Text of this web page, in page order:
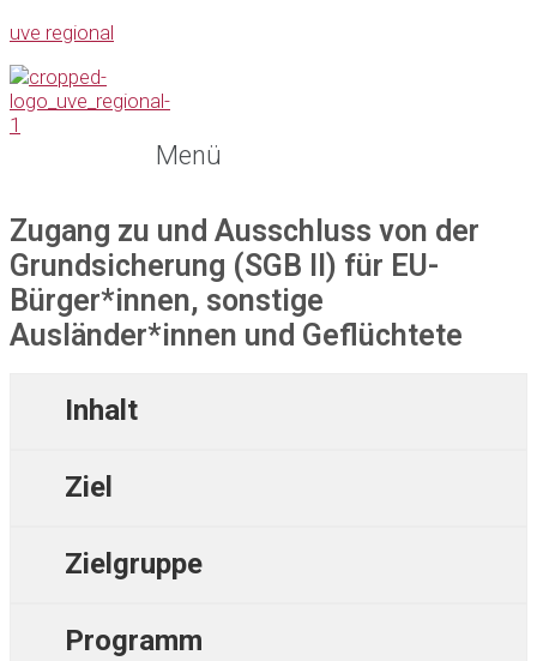
uve regional
Menü
Zugang zu und Ausschluss von der
Grundsicherung (SGB II) für EU-
Bürger*innen, sonstige
Ausländer*innen und Geflüchtete
Inhalt
Ziel
Zielgruppe
Programm